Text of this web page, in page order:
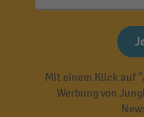
Mit einem Klick auf
Werbung von